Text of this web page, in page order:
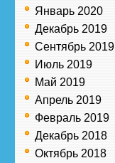
Январь 2020
Декабрь 2019
Сентябрь 2019
Июль 2019
Май 2019
Апрель 2019
Февраль 2019
Декабрь 2018
Октябрь 2018